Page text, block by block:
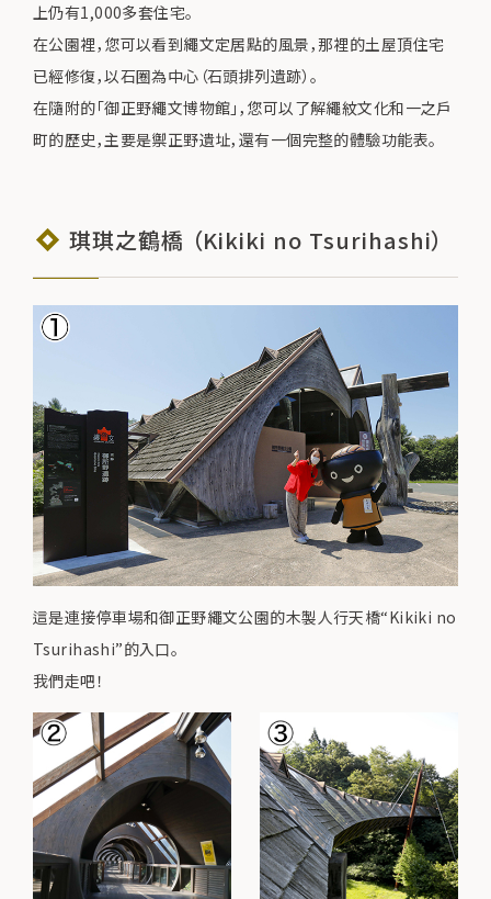
上仍有1,000多套住宅。
在公園裡，您可以看到繩文定居點的風景，那裡的土屋頂住宅
已經修復，以石圈為中心（石頭排列遺跡）。
在隨附的「御正野繩文博物館」，您可以了解繩紋文化和一之戶
町的歷史，主要是禦正野遺址，還有一個完整的體驗功能表。
琪琪之鶴橋 （Kikiki no Tsurihashi）
這是連接停車場和御正野繩文公園的木製人行天橋“Kikiki no
Tsurihashi”的入口。
我們走吧！